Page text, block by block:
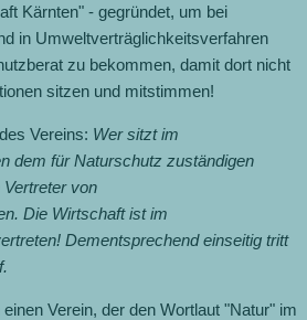
Kärnten" - gegründet, um bei
in Umweltverträglichkeitsverfahren
zu bekommen, damit dort nicht
sitzen und mitstimmen!
Vereins: Wer sitzt im
dem für Naturschutz zuständigen
von
Die Wirtschaft ist im
Dementsprechend einseitig tritt
Verein, der den Wortlaut "Natur" im